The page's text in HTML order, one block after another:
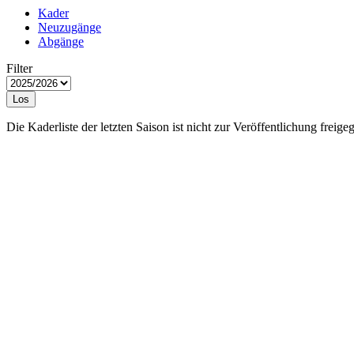
Kader
Neuzugänge
Abgänge
Filter
Los
Die Kaderliste der letzten Saison ist nicht zur Veröffentlichung